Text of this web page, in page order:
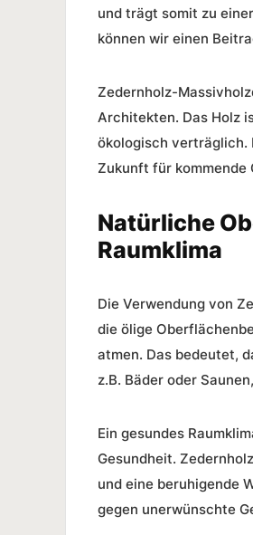
und trägt somit zu
können wir einen
Zedernholz-
Architekten. Das Holz
ökologisch verträglich.
Zukunft für kommende
Natürliche
Raumklima
Die Verwendung von
die ölige
atmen. Das bedeutet,
z.B. Bäder oder
Ein gesundes
Gesundheit.
und eine beruhigende
gegen unerwünschte